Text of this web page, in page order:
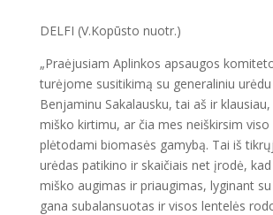
DELFI (V.Kopūsto nuotr.)
„Praėjusiam Aplinkos apsaugos
turėjome susitikimą su generaliniu
Benjaminu Sakalausku, tai aš ir
miško kirtimu, ar čia mes neiškirsim viso
plėtodami biomasės gamybą. Tai iš
urėdas patikino ir skaičiais net įrodė,
miško augimas ir priaugimas, lyginant
gana subalansuotas ir visos lentelės